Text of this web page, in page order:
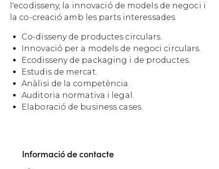
l'ecodisseny, la innovació de models de negoci i
la co-creació amb les parts interessades.
Co-disseny de productes circulars.
Innovació per a models de negoci circulars.
Ecodisseny de packaging i de productes.
Estudis de mercat.
Anàlisi de la competència.
Auditoria normativa i legal.
Elaboració de business cases.
Informació de contacte